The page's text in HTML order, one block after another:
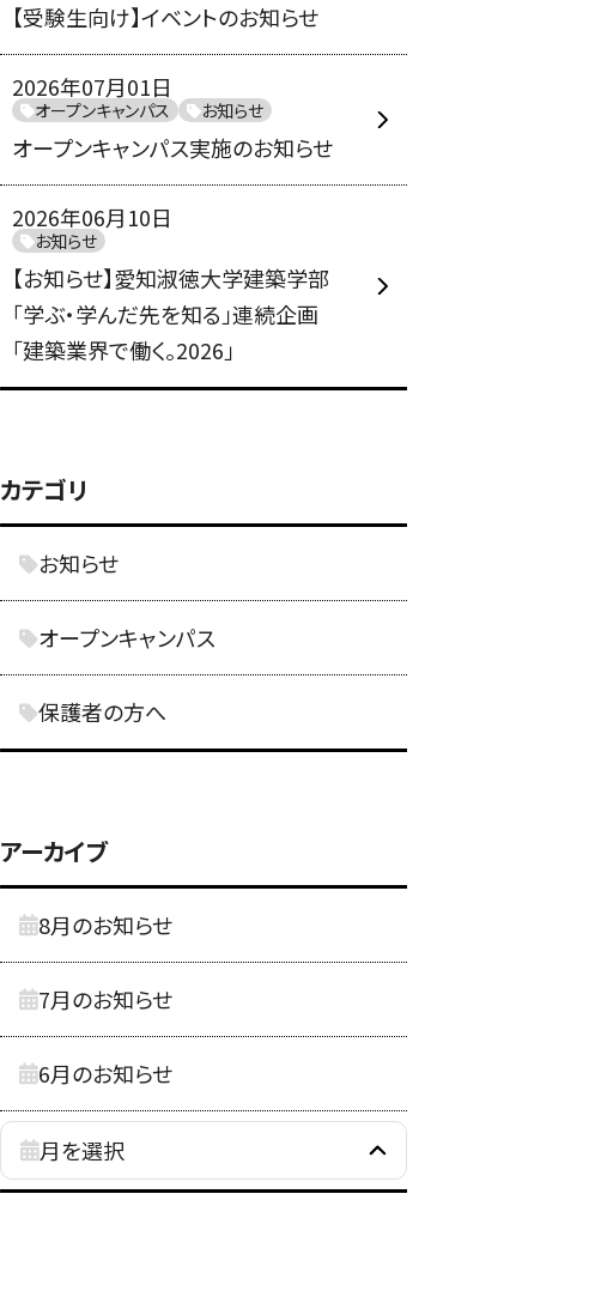
【受験生向け】イベントのお知らせ
2026年07月01日
オープンキャンパス お知らせ
オープンキャンパス実施のお知らせ
2026年06月10日
お知らせ
【お知らせ】愛知淑徳大学建築学部
「学ぶ・学んだ先を知る」連続企画
「建築業界で働く。2026」
カテゴリ
お知らせ
オープンキャンパス
保護者の方へ
アーカイブ
8月のお知らせ
7月のお知らせ
6月のお知らせ
月を選択